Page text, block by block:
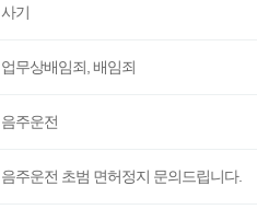
사기
업무상배임죄, 배임죄
음주운전
음주운전 초범 면허정지 문의드립니다.